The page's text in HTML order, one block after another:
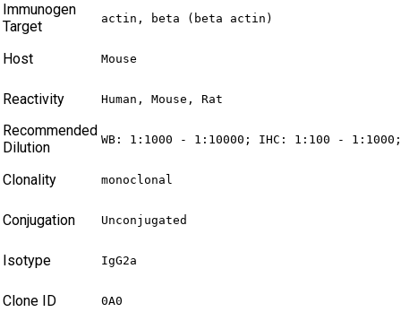
Immunogen
Target
actin, beta (beta actin)
Host Mouse
Reactivity Human, Mouse, Rat
Recommended
Dilution
WB: 1:1000 - 1:10000; IHC: 1:100 -
Clonality monoclonal
Conjugation Unconjugated
Isotype IgG2a
Clone ID 0A0